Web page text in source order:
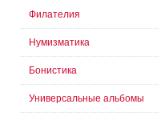
Филателия
Нумизматика
Бонистика
Универсальные альбомы